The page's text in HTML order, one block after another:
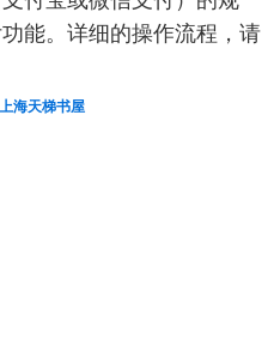
能。详细的操作流程，请
上海天梯书屋